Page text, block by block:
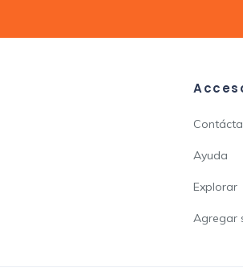
Ayuda
Explorar
Agregar